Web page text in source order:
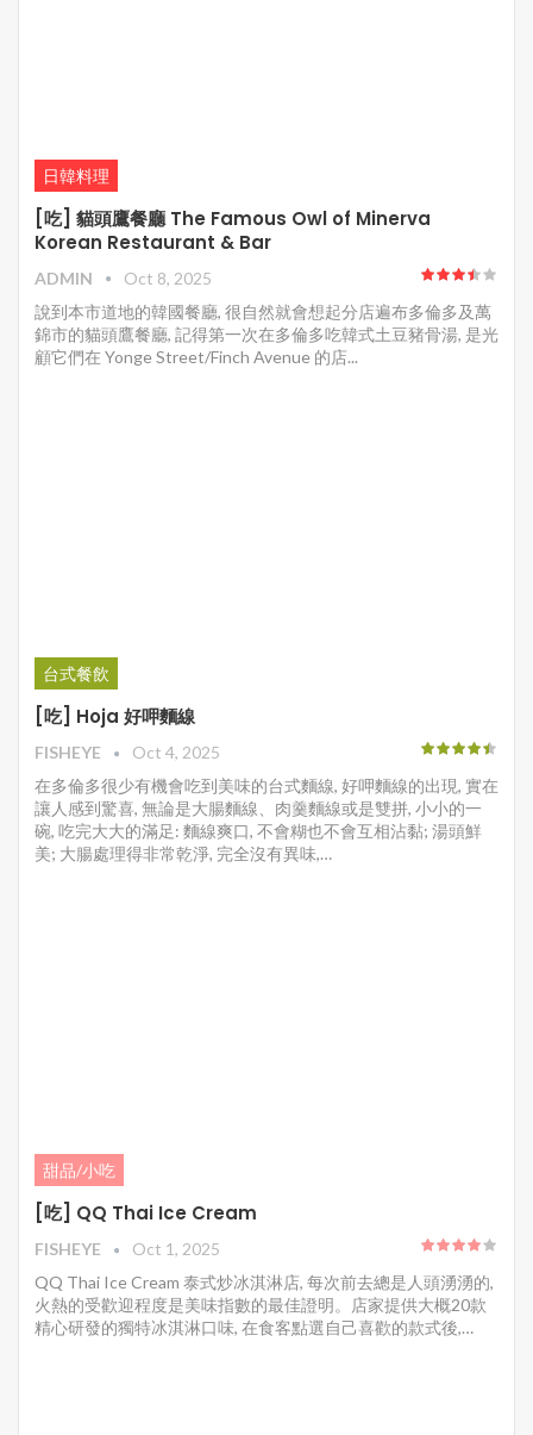
日韓料理
[吃] 貓頭鷹餐廳 The Famous Owl of Minerva
Korean Restaurant & Bar
ADMIN
Oct 8, 2025
說到本市道地的韓國餐廳, 很自然就會想起分店遍布多倫多及萬
錦市的貓頭鷹餐廳, 記得第一次在多倫多吃韓式土豆豬骨湯, 是光
顧它們在 Yonge Street/Finch Avenue 的店...
台式餐飲
[吃] Hoja 好呷麵線
FISHEYE
Oct 4, 2025
在多倫多很少有機會吃到美味的台式麵線, 好呷麵線的出現, 實在
讓人感到驚喜, 無論是大腸麵線、肉羹麵線或是雙拼, 小小的一
碗, 吃完大大的滿足: 麵線爽口, 不會糊也不會互相沾黏; 湯頭鮮
美; 大腸處理得非常乾淨, 完全沒有異味,…
甜品/小吃
[吃] QQ Thai Ice Cream
FISHEYE
Oct 1, 2025
QQ Thai Ice Cream 泰式炒冰淇淋店, 每次前去總是人頭湧湧的,
火熱的受歡迎程度是美味指數的最佳證明。店家提供大概20款
精心研發的獨特冰淇淋口味, 在食客點選自己喜歡的款式後,…